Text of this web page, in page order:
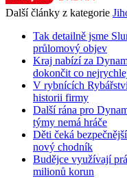
Další články z kategorie
Tak detailně jsme
průlomový objev
Kraj nabízí za
dokončit co
V rybnících
historii firmy
Další rána pro
týmy nemá hráče
Děti čeká
nový chodník
Budějce využívají
milionů korun